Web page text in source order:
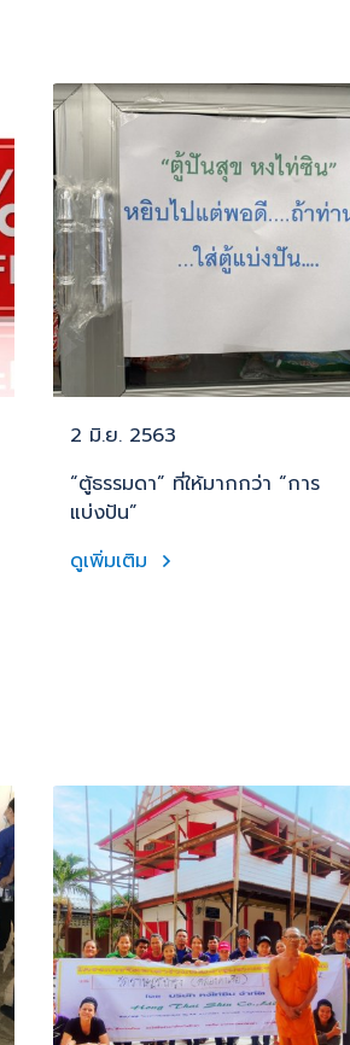
2 มิ.ย. 2563
“ตู้ธรรมดา” ที่ให้มากกว่า “การ
แบ่งปัน”
ดูเพิ่มเติม